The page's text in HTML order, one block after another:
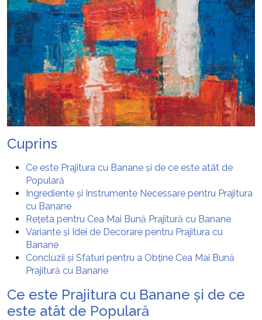
Cuprins
Ce este Prajitura cu Banane și de ce este atât de
Populară
Ingrediente și Instrumente Necessare pentru Prajitura
cu Banane
Rețeta pentru Cea Mai Bună Prajitură cu Banane
Variante și Idei de Decorare pentru Prajitura cu
Banane
Concluzii și Sfaturi pentru a Obține Cea Mai Bună
Prajitură cu Banane
Ce este Prajitura cu Banane și de ce
este atât de Populară